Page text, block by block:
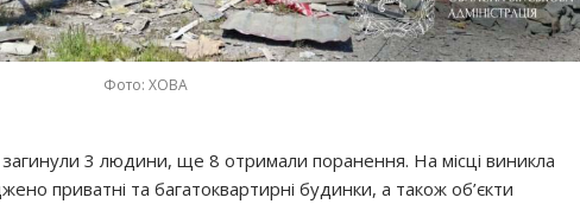
Фото: ХОВА
3 людини, ще 8 отримали поранення. На місці виникла
приватні та багатоквартирні будинки, а також об’єкти